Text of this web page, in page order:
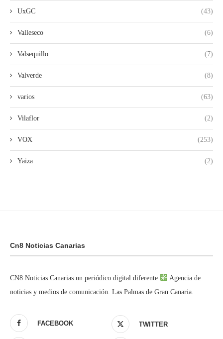
UxGC (43)
Valleseco (6)
Valsequillo (7)
Valverde (8)
varios (63)
Vilaflor (2)
VOX (253)
Yaiza (2)
Cn8 Noticias Canarias
CN8 Noticias Canarias un periódico digital diferente
Agencia de
noticias y medios de comunicación. Las Palmas de Gran Canaria.
FACEBOOK TWITTER